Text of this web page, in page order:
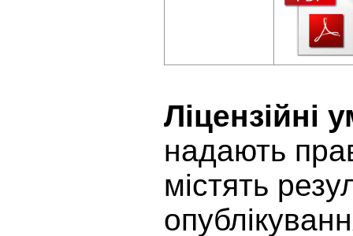
Ліцензійні
надають
містять